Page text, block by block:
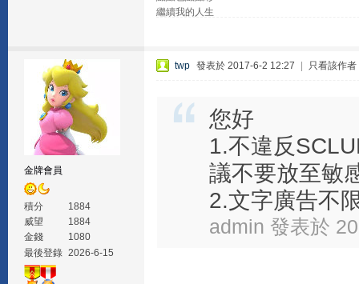
繼續我的人生
金牌會員
積分
1884
威望
1884
金錢
1080
最後登錄 2026-6-15
twp 發表於 2017-6-2 12:27 只看該作者
您好
1.不違反
議不要放至敏
2.文字廣告不
admin 發表於